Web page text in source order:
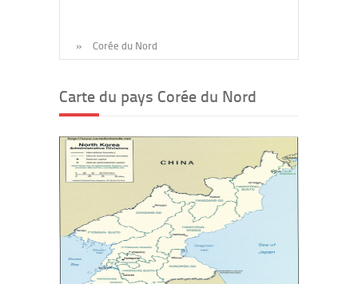
» Corée du Nord
Carte du pays Corée du Nord